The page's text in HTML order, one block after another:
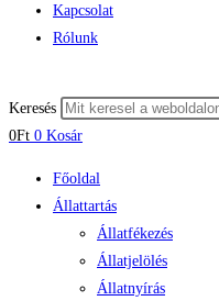
Kapcsolat
Rólunk
Keresés
0Ft 0 Kosár
Főoldal
Állattartás
Állatfékezés
Állatjelölés
Állatnyírás